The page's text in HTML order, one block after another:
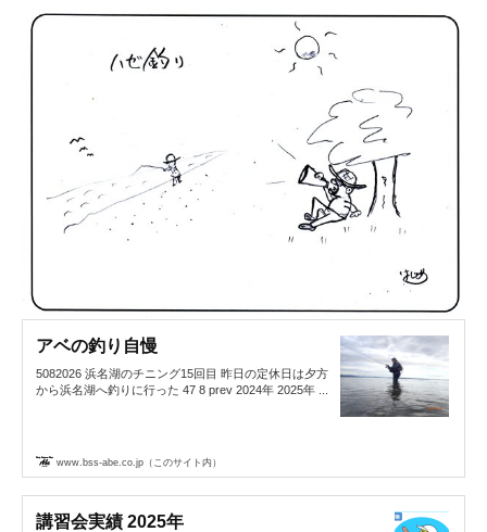
アベの釣り自慢
5082026 浜名湖のチニング15回目 昨日の定休日は夕方
から浜名湖へ釣りに行った 47 8 prev 2024年 2025年 ...
www.bss-abe.co.jp（このサイト内）
講習会実績 2025年